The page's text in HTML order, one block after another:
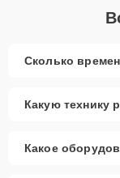
Сколько
Какую технику
Какое